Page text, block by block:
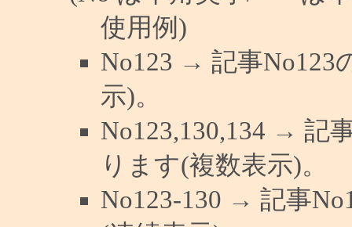
使用例)
No123 → 記事No123
示)。
No123,130,134 → 記
ります(複数表示)。
No123-130 → 記事